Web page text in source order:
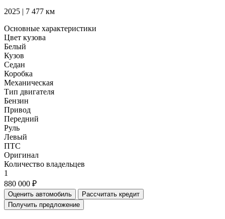
2025 | 7 477 км
Основные характеристики
Цвет кузова
Белый
Кузов
Седан
Коробка
Механическая
Тип двигателя
Бензин
Привод
Передний
Руль
Левый
ПТС
Оригинал
Количество владельцев
1
880 000 ₽
Оценить автомобиль
Рассчитать кредит
Получить предложение